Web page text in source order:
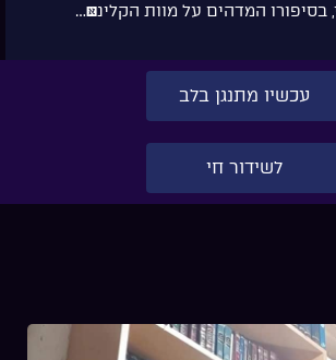
בסיפורו המדהים על מוות הקלינ�…
עכשיו מתנגן בלב
לשידור חי